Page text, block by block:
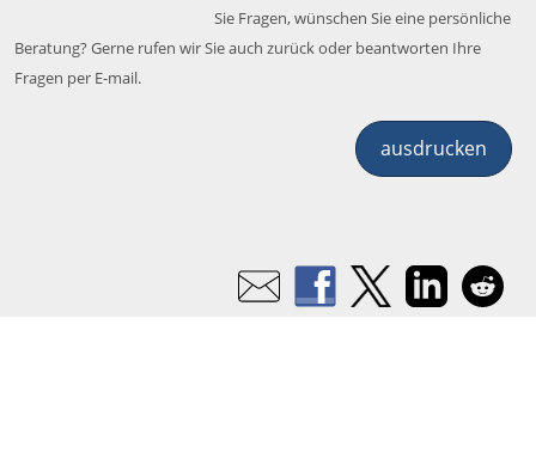
Sie Fragen, wünschen Sie eine persönliche
Beratung? Gerne rufen wir Sie auch zurück oder beantworten Ihre
Fragen per E-mail.
ausdrucken